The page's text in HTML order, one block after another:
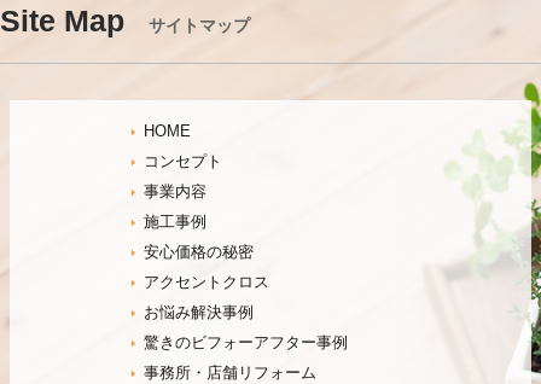
Site Map サイトマップ
HOME
コンセプト
事業内容
施工事例
安心価格の秘密
アクセントクロス
お悩み解決事例
驚きのビフォーアフター事例
事務所・店舗リフォーム